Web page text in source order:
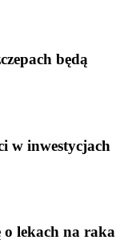
będą
w inwestycjach
o lekach na raka